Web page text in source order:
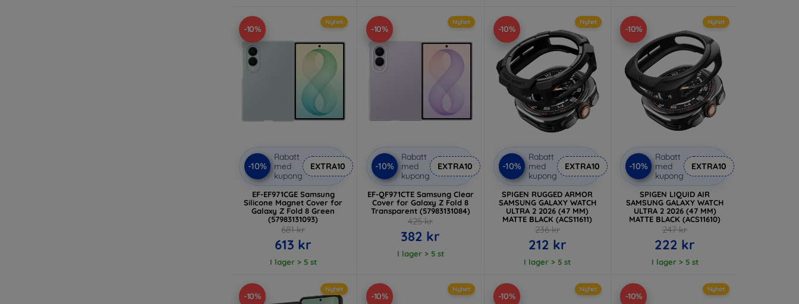
-10%
Nyhet
-10%
Rabatt
med
kupong
EXTRA10
EF-EF971CGE Samsung
Silicone Magnet Cover for
Galaxy Z Fold 8 Green
(57983131093)
681 kr
613 kr
I lager > 5 st
-10%
Nyhet
-10%
Rabatt
med
kupong
EXTRA10
EF-QF971CTE Samsung Clear
Cover for Galaxy Z Fold 8
Transparent (57983131084)
425 kr
382 kr
I lager > 5 st
-10%
Nyhet
-10%
Rabatt
med
kupong
EXTRA10
SPIGEN RUGGED ARMOR
SAMSUNG GALAXY WATCH
ULTRA 2 2026 (47 MM)
MATTE BLACK (ACS11611)
236 kr
212 kr
I lager > 5 st
-10%
Nyhet
-10%
Rabatt
med
kupong
EXTRA10
SPIGEN LIQUID AIR
SAMSUNG GALAXY WATCH
ULTRA 2 2026 (47 MM)
MATTE BLACK (ACS11610)
247 kr
222 kr
I lager > 5 st
-10%
Nyhet
-10%
Nyhet
-10%
Nyhet
-10%
Nyhet